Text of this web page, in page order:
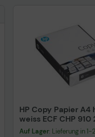
HP Copy Papier A4
weiss ECF CHP
Blatt
Auf Lager: Lieferung in